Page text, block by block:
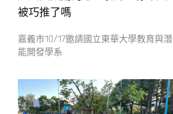
被巧推了嗎
嘉義市10/17邀請國立東華大學教育與潛
能開發學系